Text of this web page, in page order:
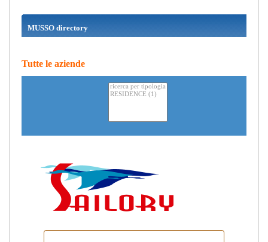
MUSSO directory
Tutte le aziende